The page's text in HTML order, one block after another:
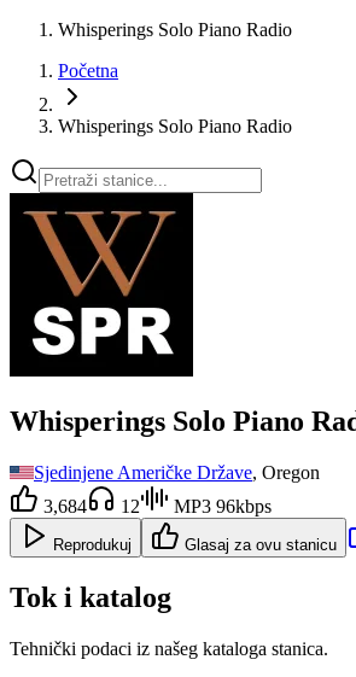
Whisperings Solo Piano Radio
Početna
Whisperings Solo Piano Radio
Whisperings Solo Piano
Sjedinjene Američke Države, Oregon
3,684
12 MP3 96kbps
Reprodukuj Glasaj za ovu stanicu
Tok i katalog
Tehnički podaci iz našeg kataloga stanica.